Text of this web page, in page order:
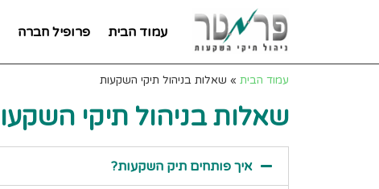
עמוד הבית פרופיל חברה
עמוד הבית » שאלות בניהול תיקי השקעות
שאלות בניהול תיקי
איך פותחים תיק השקעות?